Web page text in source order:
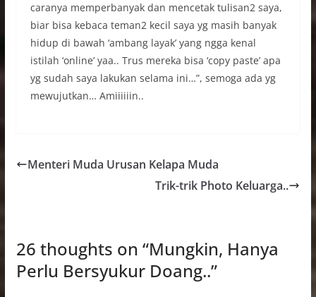
caranya memperbanyak dan mencetak tulisan2 saya,
biar bisa kebaca teman2 kecil saya yg masih banyak
hidup di bawah ‘ambang layak’ yang ngga kenal
istilah ‘online’ yaa.. Trus mereka bisa ‘copy paste’ apa
yg sudah saya lakukan selama ini…”, semoga ada yg
mewujutkan… Amiiiiiin..
Menteri Muda Urusan Kelapa Muda
Trik-trik Photo Keluarga..
26 thoughts on “Mungkin, Hanya
Perlu Bersyukur Doang..”